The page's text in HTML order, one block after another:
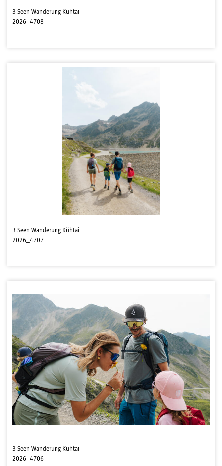
3 Seen Wanderung Kühtai
2026_4708
3 Seen Wanderung Kühtai
2026_4707
3 Seen Wanderung Kühtai
2026_4706